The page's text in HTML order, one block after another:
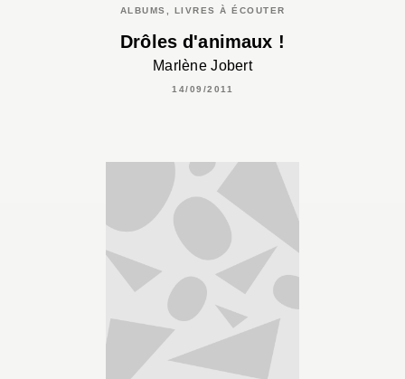
ALBUMS, LIVRES À ÉCOUTER
Drôles d'animaux !
Marlène Jobert
14/09/2011